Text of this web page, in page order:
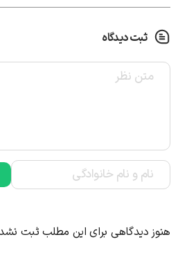
ثبت دیدگاه
هنوز دیدگاهی برای این مطلب ثبت